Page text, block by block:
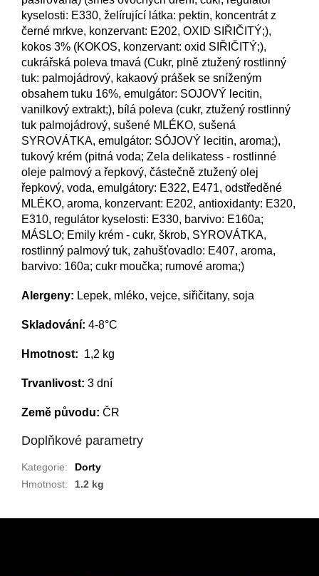
kyselosti: E330, želírující látka: pektin, koncentrát z
černé mrkve, konzervant: E202, OXID SIŘIČITÝ;),
kokos 3% (KOKOS, konzervant: oxid SIŘIČITÝ;),
cukrářská poleva tmavá (Cukr, plně ztužený rostlinný
tuk: palmojádrový, kakaový prášek se sníženým
obsahem tuku 16%, emulgátor: SOJOVÝ lecitin,
vanilkový extrakt;), bílá poleva (cukr, ztužený rostlinný
tuk palmojádrový, sušené MLÉKO, sušená
SYROVÁTKA, emulgátor: SÓJOVÝ lecitin, aroma;),
tukový krém (pitná voda; Zela delikatess - rostlinné
oleje palmový a řepkový, částečně ztužený olej
řepkový, voda, emulgátory: E322, E471, odstředěné
MLÉKO, aroma, konzervant: E202, antioxidanty: E320,
E310, regulátor kyselosti: E330, barvivo: E160a;
MÁSLO; Emily krém - cukr, škrob, SYROVÁTKA,
rostlinný palmový tuk, zahušťovadlo: E407, aroma,
barvivo: 160a; cukr moučka; rumové aroma;)
Alergeny: Lepek, mléko, vejce, siřičitany, soja
Skladování: 4-8°C
Hmotnost: 1,2 kg
Trvanlivost: 3 dní
Země původu: ČR
Doplňkové parametry
Kategorie:
Dorty
Hmotnost: 1.2 kg